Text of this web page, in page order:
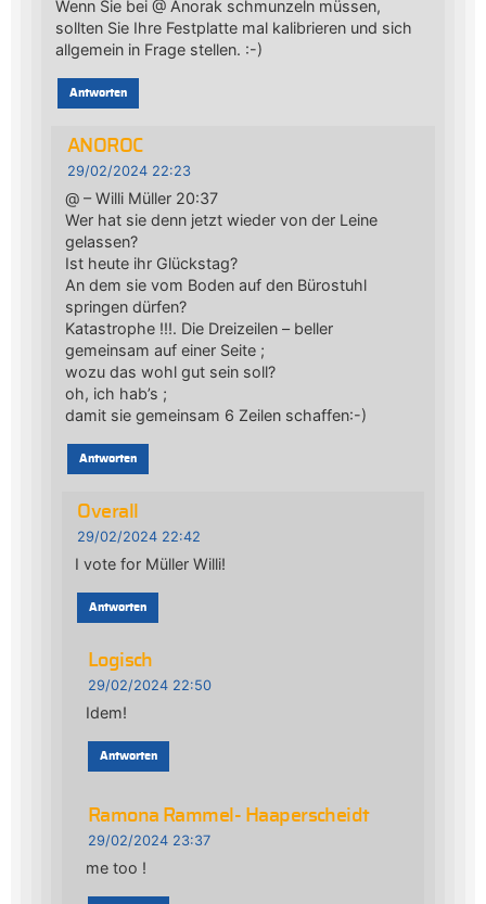
Wenn Sie bei @ Anorak schmunzeln müssen,
sollten Sie Ihre Festplatte mal kalibrieren und sich
allgemein in Frage stellen. :-)
Antworten
ANOROC
29/02/2024 22:23
@ – Willi Müller 20:37
Wer hat sie denn jetzt wieder von der Leine
gelassen?
Ist heute ihr Glückstag?
An dem sie vom Boden auf den Bürostuhl
springen dürfen?
Katastrophe !!!. Die Dreizeilen – beller
gemeinsam auf einer Seite ;
wozu das wohl gut sein soll?
oh, ich hab’s ;
damit sie gemeinsam 6 Zeilen schaffen:-)
Antworten
Overall
29/02/2024 22:42
I vote for Müller Willi!
Antworten
Logisch
29/02/2024 22:50
Idem!
Antworten
Ramona Rammel- Haaperscheidt
29/02/2024 23:37
me too !